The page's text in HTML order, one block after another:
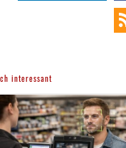
interessant